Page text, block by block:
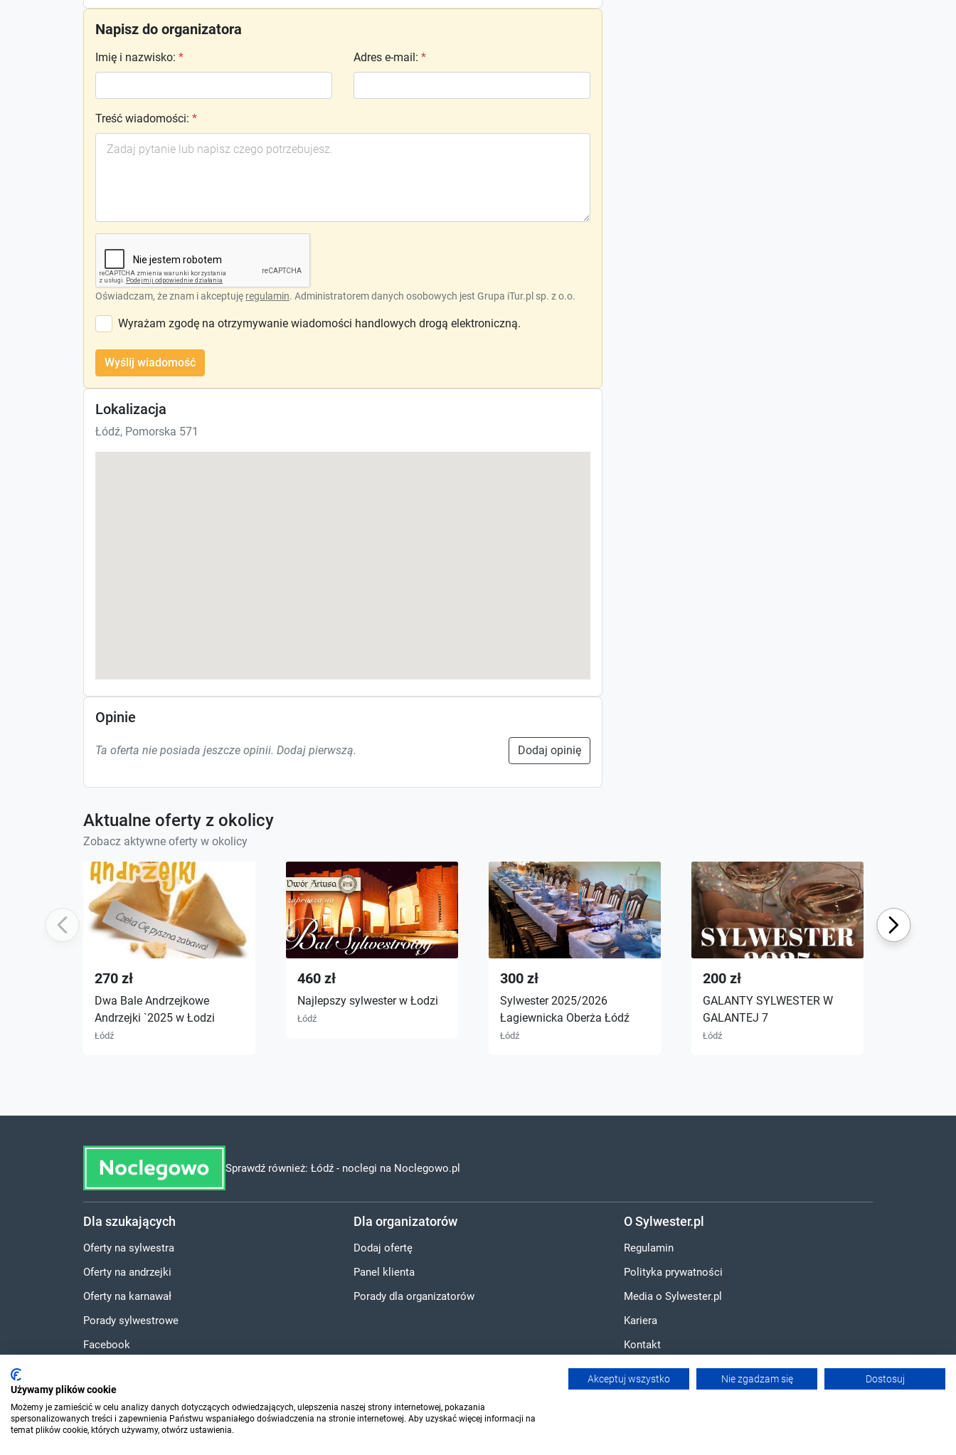
Napisz do organizatora
Imię i nazwisko: * Adres e-mail: *
Treść wiadomości: *
Oświadczam, że znam i akceptuję regulamin. Administratorem danych osobowych jest Grupa iTur.pl sp. z o.o.
Wyrażam zgodę na otrzymywanie wiadomości handlowych drogą elektroniczną.
Wyślij wiadomość
Lokalizacja
Łódź, Pomorska 571
Opinie
Ta oferta nie posiada jeszcze opinii. Dodaj pierwszą. Dodaj opinię
Aktualne oferty z okolicy
Zobacz aktywne oferty w okolicy
Previous
270 zł
Dwa Bale Andrzejkowe
Andrzejki `2025 w Łodzi
Łódź
460 zł
Najlepszy sylwester w Łodzi
Łódź
300 zł
Sylwester 2025/2026
Łagiewnicka Oberża Łódź
Łódź
200 zł
GALANTY SYLWESTER W
GALANTEJ 7
Łódź
Next
Sprawdź również: Łódź - noclegi na Noclegowo.pl
Dla szukających
Oferty na sylwestra
Oferty na andrzejki
Oferty na karnawał
Porady sylwestrowe
Facebook
YouTube
Dla organizatorów
Dodaj ofertę
Panel klienta
Porady dla organizatorów
O Sylwester.pl
Regulamin
Polityka prywatności
Media o Sylwester.pl
Kariera
Kontakt
© 2006-2026 Sylwester.pl
Używamy plików cookie
Możemy je zamieścić w celu analizy danych dotyczących odwiedzających, ulepszenia naszej strony internetowej, pokazania
spersonalizowanych treści i zapewnienia Państwu wspaniałego doświadczenia na stronie internetowej. Aby uzyskać więcej informacji na
temat plików cookie, których używamy, otwórz ustawienia.
Akceptuj wszystko Nie zgadzam się Dostosuj